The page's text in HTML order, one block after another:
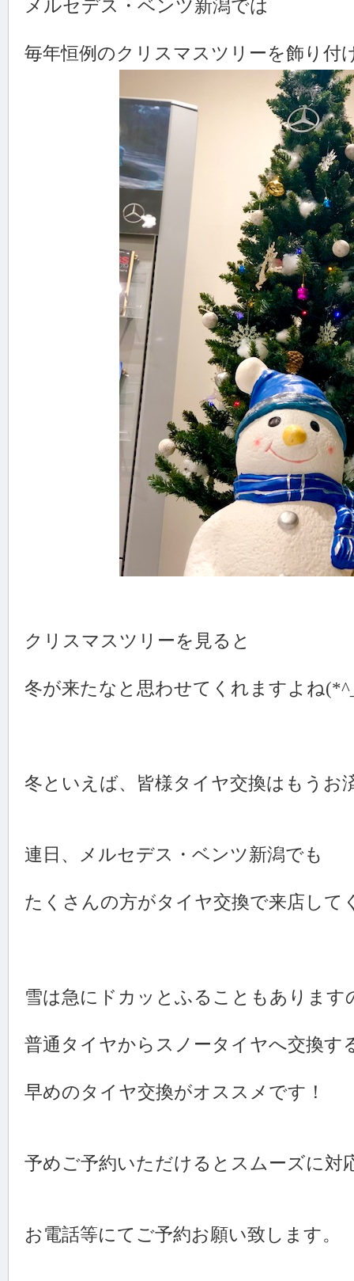
メルセデス・ベンツ新潟では
毎年恒例のクリスマスツリーを飾り付
クリスマスツリーを見ると
冬が来たなと思わせてくれますよね
冬といえば、皆様タイヤ交換はもうお
連日、メルセデス・ベンツ新潟でも
たくさんの方がタイヤ交換で来店して
雪は急にドカッとふることもあります
普通タイヤからスノータイヤへ交換す
早めのタイヤ交換がオススメです！
予めご予約いただけるとスムーズに対
お電話等にてご予約お願い致します。